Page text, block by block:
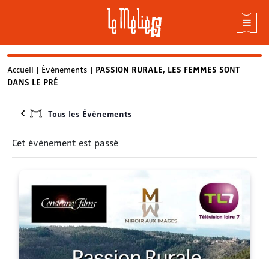
Skip
to
Accueil | Évènements | PASSION RURALE, LES FEMMES SONT
DANS LE PRÉ
Tous les Évènements
Cet évènement est passé